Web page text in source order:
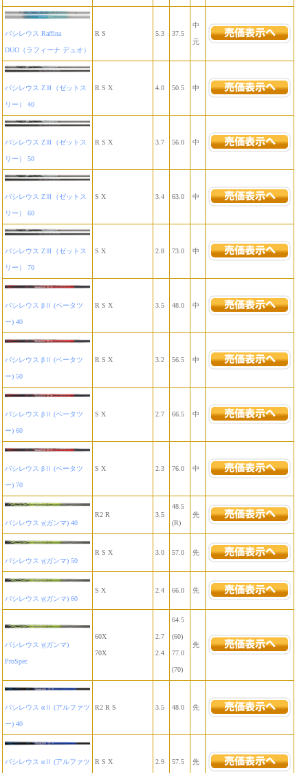
バシレウス Raffina
DUO（ラフィーナ デュオ）
R S 5.3 37.5
中
元
バシレウス ZⅢ（ゼットス
リー） 40
R S X 4.0 50.5 中
バシレウス ZⅢ（ゼットス
リー） 50
R S X 3.7 56.0 中
バシレウス ZⅢ（ゼットス
リー） 60
S X 3.4 63.0 中
バシレウス ZⅢ（ゼットス
リー） 70
S X 2.8 73.0 中
バシレウス βⅡ (ベータツ
ー) 40
R S X 3.5 48.0 中
バシレウス βⅡ (ベータツ
ー) 50
R S X 3.2 56.5 中
バシレウス βⅡ (ベータツ
ー) 60
S X 2.7 66.5 中
バシレウス βⅡ (ベータツ
ー) 70
S X 2.3 76.0 中
バシレウス γ(ガンマ) 40
R2 R 3.5
48.5
(R)
先
バシレウス γ(ガンマ) 50
R S X 3.0 57.0 先
バシレウス γ(ガンマ) 60
S X 2.4 66.0 先
バシレウス γ(ガンマ)
ProSpec
60X
70X
2.7
2.4
64.5
(60)
77.0
(70)
先
バシレウス αⅡ (アルファツ
ー) 40
R2 R S 3.5 48.0 先
バシレウス αⅡ (アルファツ R S X 2.9 57.5 先